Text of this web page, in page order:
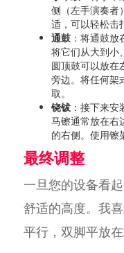
侧（左手演奏者
适，可以轻松击
通鼓：将通鼓放
将它们从大到小
圆顶鼓可以放在
旁边。将任何架
取。
铙钹：接下来安
马镲通常放在右
的右侧。使用镲
最终调整
一旦您的设备看
舒适的高度。我
平行，双脚平放在